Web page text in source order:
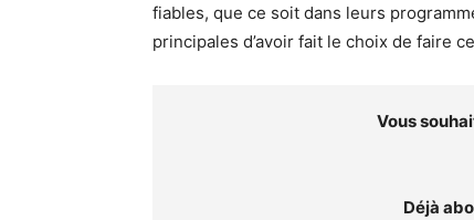
fiables, que ce soit dans leurs
principales d’avoir fait le choix de faire
Vous
Déjà